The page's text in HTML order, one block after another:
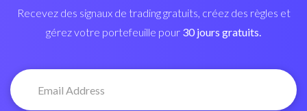
Recevez des signaux de trading gratuits, créez des règles et
gérez votre portefeuille pour 30 jours gratuits.